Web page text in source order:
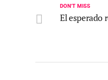
DON'T MISS
El esperado